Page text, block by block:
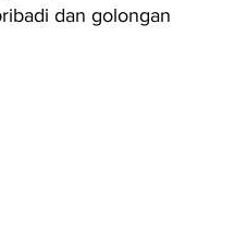
dan golongan